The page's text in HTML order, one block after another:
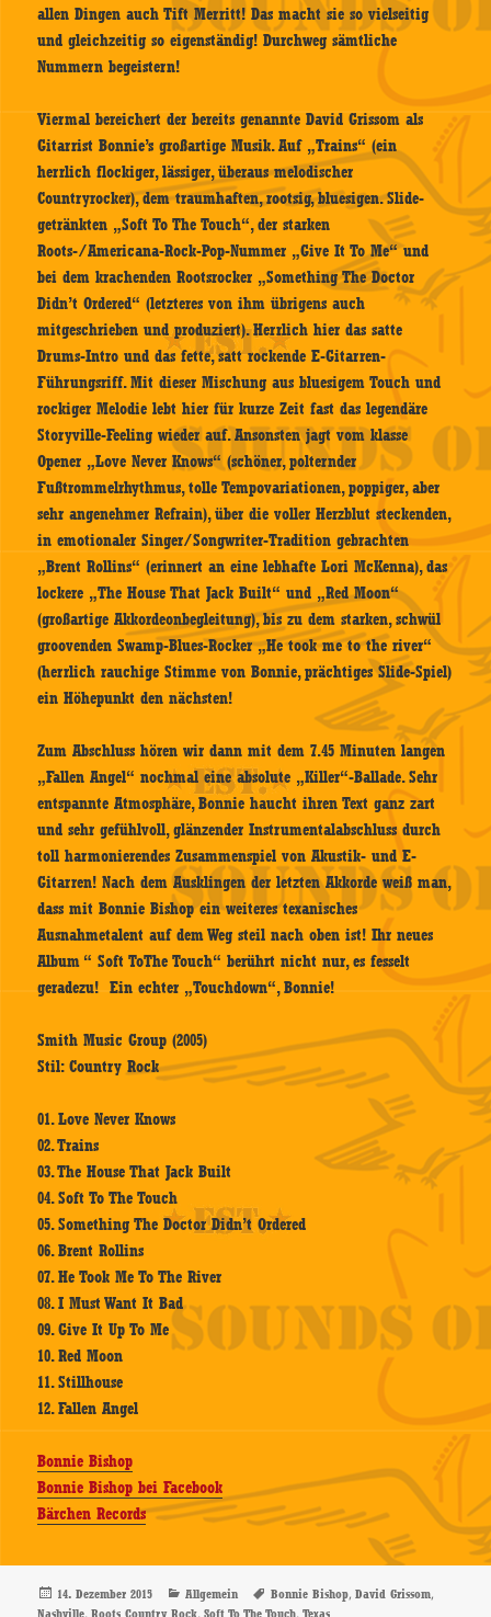
allen Dingen auch Tift Merritt! Das macht sie so vielseitig
und gleichzeitig so eigenständig! Durchweg sämtliche
Nummern begeistern!
Viermal bereichert der bereits genannte David Grissom als
Gitarrist Bonnie’s großartige Musik. Auf „Trains“ (ein
herrlich flockiger, lässiger, überaus melodischer
Countryrocker), dem traumhaften, rootsig, bluesigen. Slide-
getränkten „Soft To The Touch“, der starken
Roots-/Americana-Rock-Pop-Nummer „Give It To Me“ und
bei dem krachenden Rootsrocker „Something The Doctor
Didn’t Ordered“ (letzteres von ihm übrigens auch
mitgeschrieben und produziert). Herrlich hier das satte
Drums-Intro und das fette, satt rockende E-Gitarren-
Führungsriff. Mit dieser Mischung aus bluesigem Touch und
rockiger Melodie lebt hier für kurze Zeit fast das legendäre
Storyville-Feeling wieder auf. Ansonsten jagt vom klasse
Opener „Love Never Knows“ (schöner, polternder
Fußtrommelrhythmus, tolle Tempovariationen, poppiger, aber
sehr angenehmer Refrain), über die voller Herzblut steckenden,
in emotionaler Singer/Songwriter-Tradition gebrachten
„Brent Rollins“ (erinnert an eine lebhafte Lori McKenna), das
lockere „The House That Jack Built“ und „Red Moon“
(großartige Akkordeonbegleitung), bis zu dem starken, schwül
groovenden Swamp-Blues-Rocker „He took me to the river“
(herrlich rauchige Stimme von Bonnie, prächtiges Slide-Spiel)
ein Höhepunkt den nächsten!
Zum Abschluss hören wir dann mit dem 7.45 Minuten langen
„Fallen Angel“ nochmal eine absolute „Killer“-Ballade. Sehr
entspannte Atmosphäre, Bonnie haucht ihren Text ganz zart
und sehr gefühlvoll, glänzender Instrumentalabschluss durch
toll harmonierendes Zusammenspiel von Akustik- und E-
Gitarren! Nach dem Ausklingen der letzten Akkorde weiß man,
dass mit Bonnie Bishop ein weiteres texanisches
Ausnahmetalent auf dem Weg steil nach oben ist! Ihr neues
Album “ Soft ToThe Touch“ berührt nicht nur, es fesselt
geradezu! Ein echter „Touchdown“, Bonnie!
Smith Music Group (2005)
Stil: Country Rock
01. Love Never Knows
02. Trains
03. The House That Jack Built
04. Soft To The Touch
05. Something The Doctor Didn’t Ordered
06. Brent Rollins
07. He Took Me To The River
08. I Must Want It Bad
09. Give It Up To Me
10. Red Moon
11. Stillhouse
12. Fallen Angel
Bonnie Bishop
Bonnie Bishop bei Facebook
Bärchen Records
Veröffentlicht
am
14. Dezember 2015 Kategorien
Allgemein Schlagwörter
Bonnie Bishop,David Grissom,
Nashville,Roots Country Rock,Soft To The Touch,Texas